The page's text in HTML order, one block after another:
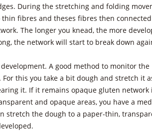
During the stretching and folding
fibres and theses fibres then
The longer you knead, the more
the network will start to break down
A good method to monitor the
this you take a bit dough and stretch it
it. If it remains opaque gluten network
and opaque areas, you have a
stretch the dough to a paper-thin,